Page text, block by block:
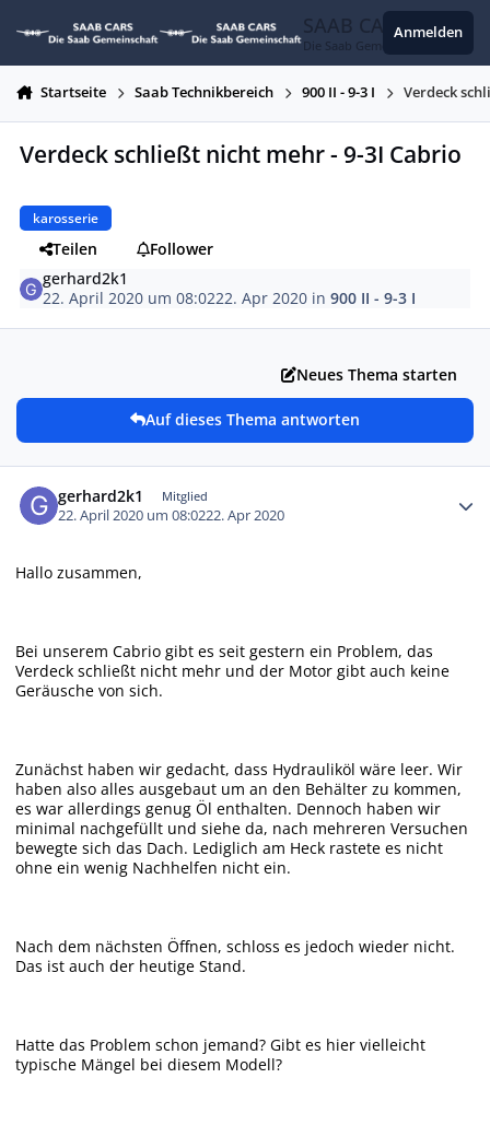
SAAB CARS
Die Saab Gemeinschaft
Anmelden
Startseite Saab Technikbereich 900 II - 9-3 I Verdeck
Verdeck schließt nicht mehr - 9-3I Cabrio
karosserie
Teilen
Follower
gerhard2k1
22. April 2020 um 08:0222. Apr 2020 in900 II - 9-3 I
Neues Thema starten
Auf dieses Thema antworten
gerhard2k1 Mitglied
22. April 2020 um 08:0222. Apr 2020
Hallo zusammen,
Bei unserem Cabrio gibt es seit gestern ein Problem, das
Verdeck schließt nicht mehr und der Motor gibt auch keine
Geräusche von sich.
Zunächst haben wir gedacht, dass Hydrauliköl wäre leer. Wir
haben also alles ausgebaut um an den Behälter zu kommen,
es war allerdings genug Öl enthalten. Dennoch haben wir
minimal nachgefüllt und siehe da, nach mehreren Versuchen
bewegte sich das Dach. Lediglich am Heck rastete es nicht
ohne ein wenig Nachhelfen nicht ein.
Nach dem nächsten Öffnen, schloss es jedoch wieder nicht.
Das ist auch der heutige Stand.
Hatte das Problem schon jemand? Gibt es hier vielleicht
typische Mängel bei diesem Modell?